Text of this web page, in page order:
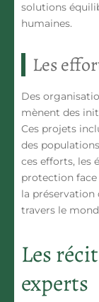
solutions
humaines.
Les
Des
mènent des
Ces projets
des
ces efforts, les
protection face
la préservation
travers le
Les
experts